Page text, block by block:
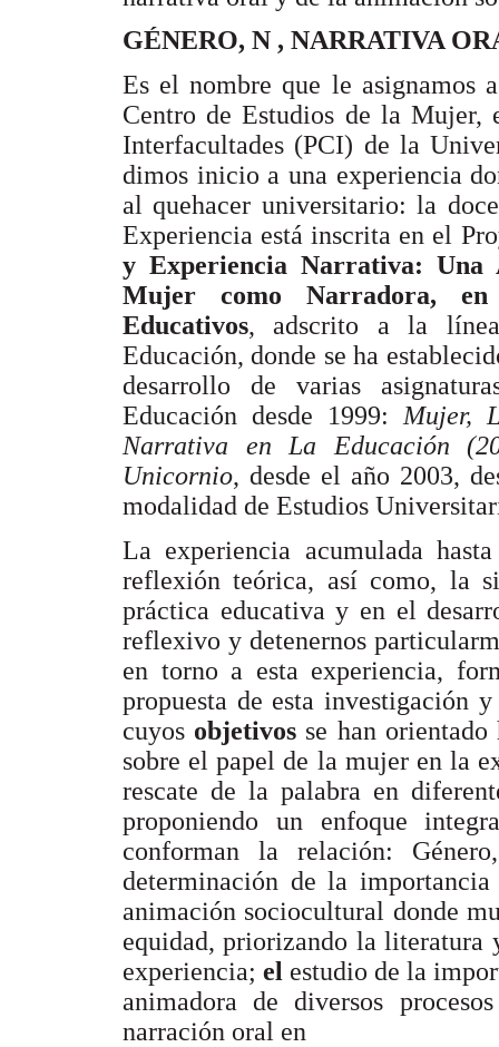
GÉNERO, N , NARRATIVA
Es el nombre que le asignamos
Centro de Estudios de la Mujer,
Interfacultades (PCI) de la
dimos inicio a una experiencia
al quehacer universitario: la
Experiencia está inscrita en el
y Experiencia Narrativa:
Mujer como Narradora, en
Educativos, adscrito a la
Educación, donde se ha
desarrollo de varias
Educación desde 1999: Mujer,
Narrativa en La Educación
Unicornio, desde el año 2003,
modalidad de Estudios
La experiencia acumulada
reflexión teórica, así como, la
práctica educativa y en el
reflexivo y detenernos
en torno a esta experiencia,
propuesta de esta investigación
cuyos objetivos se han
sobre el papel de la mujer en la
rescate de la palabra en
proponiendo un enfoque
conforman la relación:
determinación de la
animación sociocultural donde
equidad, priorizando la literatura
experiencia;el estudio de la
animadora de diversos
narración oral en